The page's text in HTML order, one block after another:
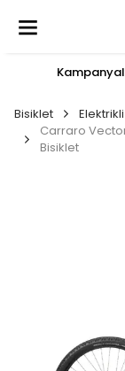
Bisiklet
Carraro Vector
Bisiklet